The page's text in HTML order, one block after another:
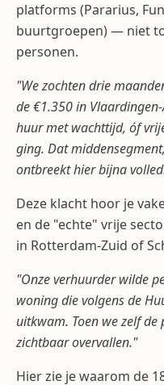
platforms (Pararius,
buurtgroepen) — niet
personen.
"We zochten drie
de €1.350 in
huur met wachttijd, óf
ging. Dat
ontbreekt hier bijna
Deze klacht hoor je
en de "echte" vrije
in Rotterdam-Zuid of
"Onze verhuurder wilde
woning die volgens de
uitkwam. Toen we zelf
zichtbaar overvallen."
Hier zie je waarom de